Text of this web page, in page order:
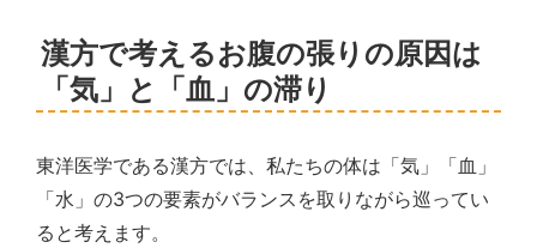
漢方で考えるお腹の張りの原因は
「気」と「血」の滞り
東洋医学である漢方では、私たちの体は「気」「血」
「水」の3つの要素がバランスを取りながら巡ってい
ると考えます。